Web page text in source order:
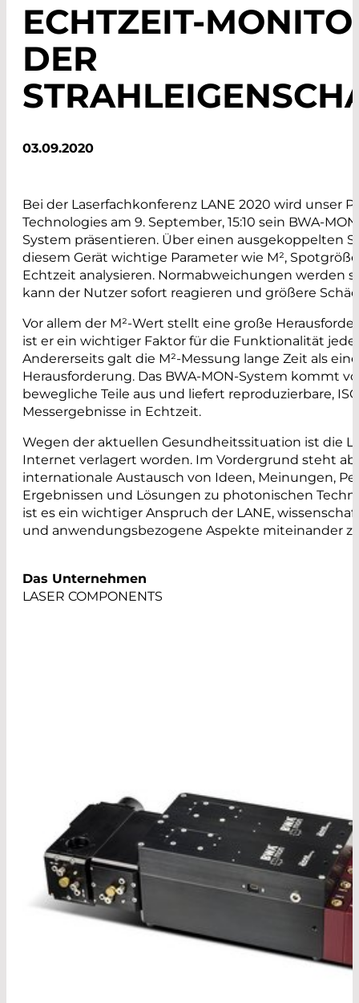
ECHTZEIT-
DER
03.09.2020
Bei der Laserfachkonferenz LANE 2020 wird unser
Technologies am 9. September, 15:10 sein BWA-
System präsentieren. Über einen ausgekoppelten
diesem Gerät wichtige Parameter wie M²,
Echtzeit analysieren. Normabweichungen werden
kann der Nutzer sofort reagieren und größere
Vor allem der M²-Wert stellt eine große
ist er ein wichtiger Faktor für die Funktionalität
Andererseits galt die M²-Messung lange Zeit als
Herausforderung. Das BWA-MON-System kommt
bewegliche Teile aus und liefert reproduzierbare,
Messergebnisse in Echtzeit.
Wegen der aktuellen Gesundheitssituation ist die
Internet verlagert worden. Im Vordergrund steht
internationale Austausch von Ideen, Meinungen,
Ergebnissen und Lösungen zu photonischen
ist es ein wichtiger Anspruch der LANE,
und anwendungsbezogene Aspekte miteinander
Das Unternehmen
LASER COMPONENTS